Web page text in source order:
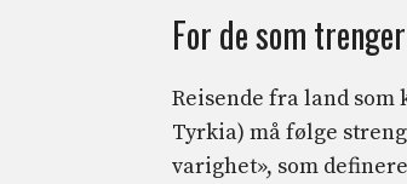
For de som
Reisende fra land
Tyrkia) må følge
varighet», som